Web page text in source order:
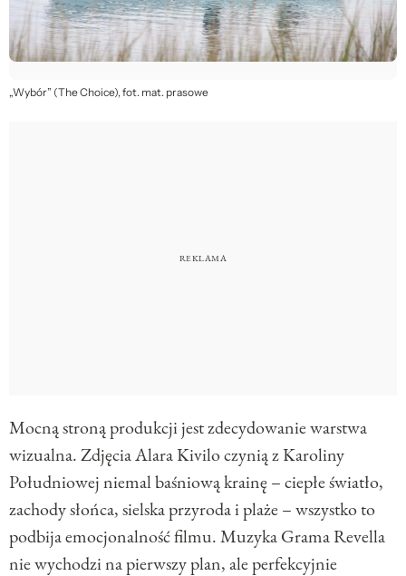
„Wybór” (The Choice), fot. mat. prasowe
Mocną stroną produkcji jest zdecydowanie warstwa
wizualna. Zdjęcia Alara Kivilo czynią z Karoliny
Południowej niemal baśniową krainę – ciepłe światło,
zachody słońca, sielska przyroda i plaże – wszystko to
podbija emocjonalność filmu. Muzyka Grama Revella
nie wychodzi na pierwszy plan, ale perfekcyjnie